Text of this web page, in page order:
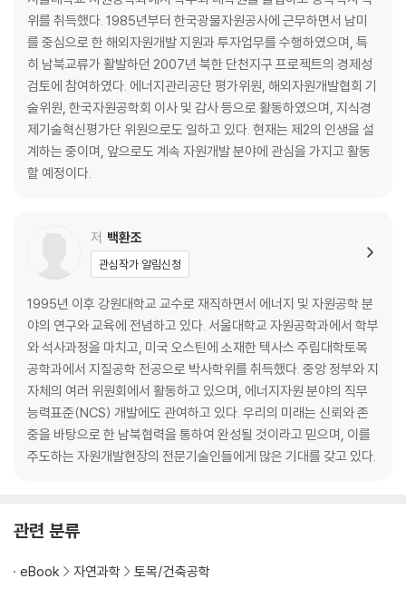
3. 도로
4. 항만
체제전환국가들의 사례
4.1 국유기업의 사유화 추진
1. 통일 독일의 사례
2. 동구권 국가들의 사례
3. 사유화 정책의 시사점
2. 광업법 통합 관련 규정
1. 해외자원개발의 시사점
2. 북한 광물자원의 매력과 리스크
3. 북한 광물자원에 대한 접근 방안
4. 남북 상생협력을 위한 제언
부 록
(1) United Nations Economic and Social Council 1994년 회의 소
집공문
(3) United Nations Framework Classification for Fossil Energy
(4) 북한의 행정지도
위를 취득했다. 1985년부터 한국광물자원공사에 근무하면서 남미
를 중심으로 한 해외자원개발 지원과 투자업무를 수행하였으며, 특
히 남북교류가 활발하던 2007년 북한 단천지구 프로젝트의 경제성
검토에 참여하였다. 에너지관리공단 평가위원, 해외자원개발협회 기
술위원, 한국자원공학회 이사 및 감사 등으로 활동하였으며, 지식경
제기술혁신평가단 위원으로도 일하고 있다. 현재는 제2의 인생을 설
계하는 중이며, 앞으로도 계속 자원개발 분야에 관심을 가지고 활동
할 예정이다.
저 백환조
관심작가 알림신청
1995년 이후 강원대학교 교수로 재직하면서 에너지 및 자원공학 분
야의 연구와 교육에 전념하고 있다. 서울대학교 자원공학과에서 학부
와 석사과정을 마치고, 미국 오스틴에 소재한 텍사스 주립대학토목
공학과에서 지질공학 전공으로 박사학위를 취득했다. 중앙 정부와 지
자체의 여러 위원회에서 활동하고 있으며, 에너지자원 분야의 직무
능력표준(NCS) 개발에도 관여하고 있다. 우리의 미래는 신뢰와 존
중을 바탕으로 한 남북협력을 통하여 완성될 것이라고 믿으며, 이를
주도하는 자원개발현장의 전문기술인들에게 많은 기대를 갖고 있다.
관련 분류
eBook 자연과학 토목/건축공학